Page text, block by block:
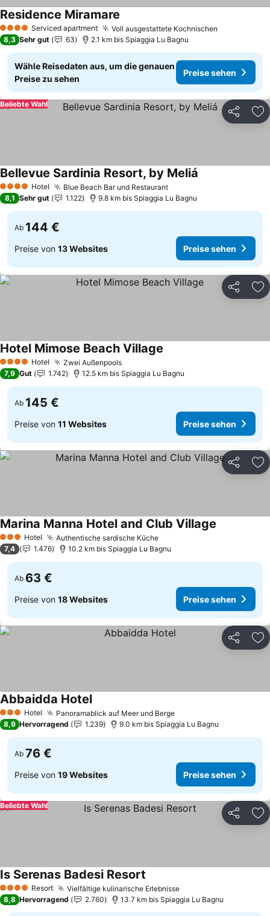
4 Sterne Serviced apartment Voll ausgestattete Kochnischen
Residence Miramare
8,3 Sehr gut 63 2.1 km bis Spiaggia Lu Bagnu
Wähle Reisedaten aus, um die genauen
Preise zu sehen
Preise sehen
Teilen
Beliebte Wahl
4 Sterne Hotel Blue Beach Bar und Restaurant
Bellevue Sardinia Resort, by Meliá
8,1 Sehr gut 1.122 9.8 km bis Spiaggia Lu Bagnu
Ab 144 €
Preise von 13 Websites Preise sehen
Teilen
4 Sterne Hotel Zwei Außenpools
Hotel Mimose Beach Village
7,9 Gut 1.742 12.5 km bis Spiaggia Lu Bagnu
Ab 145 €
Preise von 11 Websites Preise sehen
Teilen
3 SterneHotel Authentische sardische Küche
Marina Manna Hotel and Club Village
7,4 1.476 10.2 km bis Spiaggia Lu Bagnu
Ab 63 €
Preise von 18 Websites Preise sehen
Teilen
3 SterneHotel Panoramablick auf Meer und Berge
Abbaidda Hotel
8,9 Hervorragend 1.239 9.0 km bis Spiaggia Lu Bagnu
Ab 76 €
Preise von 19 Websites Preise sehen
Teilen
Beliebte Wahl
4 Sterne Resort Vielfältige kulinarische Erlebnisse
Is Serenas Badesi Resort
8,8 Hervorragend 2.760 13.7 km bis Spiaggia Lu Bagnu